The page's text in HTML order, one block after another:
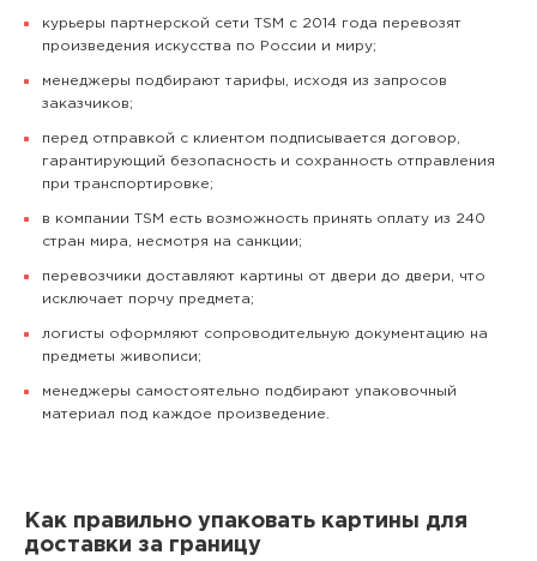
курьеры партнерской сети TSM с 2014 года перевозят
произведения искусства по России и миру;
менеджеры подбирают тарифы, исходя из запросов
заказчиков;
перед отправкой с клиентом подписывается договор,
гарантирующий безопасность и сохранность отправления
при транспортировке;
в компании TSM есть возможность принять оплату из 240
стран мира, несмотря на санкции;
перевозчики доставляют картины от двери до двери, что
исключает порчу предмета;
логисты оформляют сопроводительную документацию на
предметы живописи;
менеджеры самостоятельно подбирают упаковочный
материал под каждое произведение.
Как правильно упаковать картины для
доставки за границу